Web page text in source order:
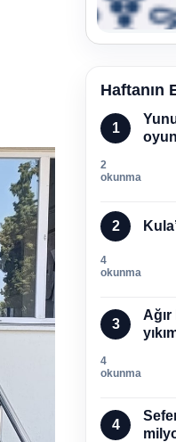
Haftanın
1
2
okunma
2
4
okunma
3
4
okunma
4